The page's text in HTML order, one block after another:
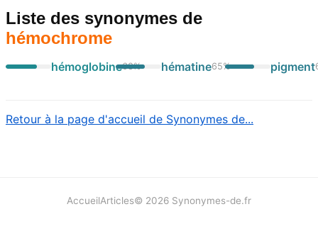
Liste des synonymes de
hémochrome
hémoglobine68% hématine65% pigment
Retour à la page d'accueil de Synonymes de...
AccueilArticles© 2026 Synonymes-de.fr